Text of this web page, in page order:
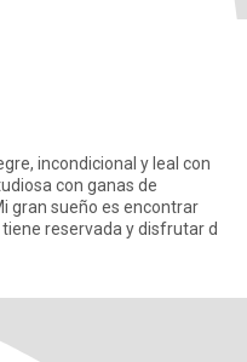
incondicional y leal con
con ganas de
gran sueño es encontrar
reservada y disfrutar d